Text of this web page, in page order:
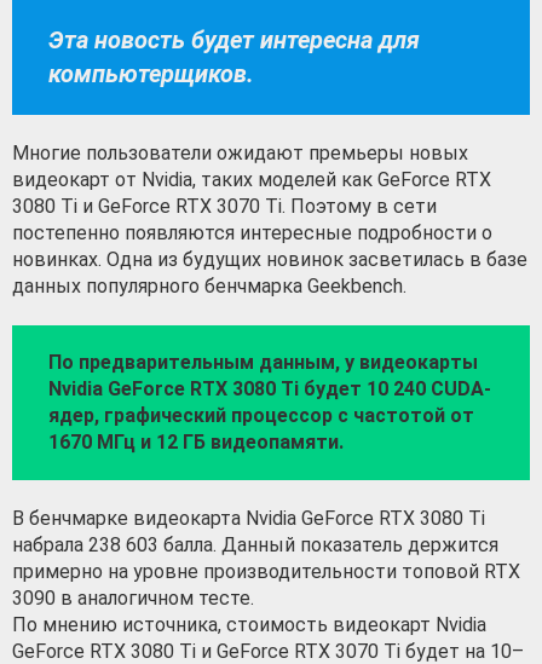
Эта новость будет интересна для
компьютерщиков.
Многие пользователи ожидают премьеры новых
видеокарт от Nvidia, таких моделей как GeForce RTX
3080 Ti и GeForce RTX 3070 Ti. Поэтому в сети
постепенно появляются интересные подробности о
новинках. Одна из будущих новинок засветилась в базе
данных популярного бенчмарка Geekbench.
По предварительным данным, у видеокарты
Nvidia GeForce RTX 3080 Ti будет 10 240 CUDA-
ядер, графический процессор с частотой от
1670 МГц и 12 ГБ видеопамяти.
В бенчмарке видеокарта Nvidia GeForce RTX 3080 Ti
набрала 238 603 балла. Данный показатель держится
примерно на уровне производительности топовой RTX
3090 в аналогичном тесте.
По мнению источника, стоимость видеокарт Nvidia
GeForce RTX 3080 Ti и GeForce RTX 3070 Ti будет на 10–